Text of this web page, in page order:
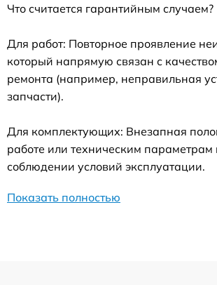
Что считается гарантийным случаем?
Для работ: Повторное проявление
который напрямую связан с
ремонта (например, неправильная
запчасти).
Для комплектующих: Внезапная
работе или техническим параметрам
соблюдении условий эксплуатации.
Показать полностью